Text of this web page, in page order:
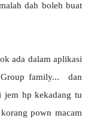
dah boleh buat
ada dalam aplikasi
family... dan
jem hp kekadang tu
pown macam